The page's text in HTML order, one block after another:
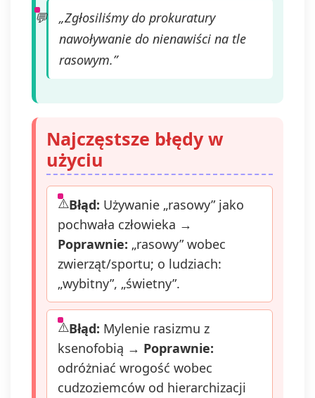
„Zgłosiliśmy do prokuratury
nawoływanie do nienawiści na tle
rasowym.”
Najczęstsze błędy w
użyciu
Błąd: Używanie „rasowy” jako
pochwała człowieka →
Poprawnie: „rasowy” wobec
zwierząt/sportu; o ludziach:
„wybitny”, „świetny”.
Błąd: Mylenie rasizmu z
ksenofobią → Poprawnie:
odróżniać wrogość wobec
cudzoziemców od hierarchizacji